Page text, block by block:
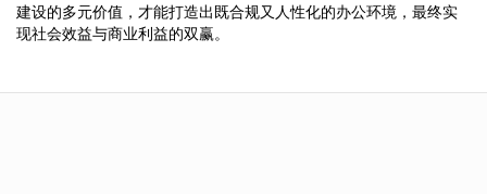
建设的多元价值，才能打造出既合规又人性化的办公环境，最终实
现社会效益与商业利益的双赢。